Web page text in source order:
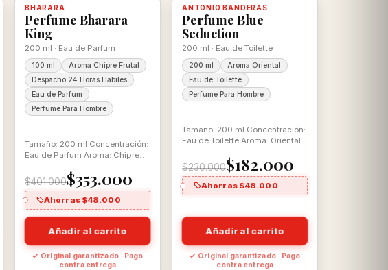
-12%
BHARARA
Perfume Bharara
King
200 ml · Eau de Parfum
100 ml
Aroma Chipre Frutal
Despacho 24 Horas Hábiles
Eau de Parfum
Perfume Para Hombre
Tamaño: 200 ml Concentración:
Eau de Parfum Aroma: Chipre
$401.000$353.000
Ahorras $48.000
Disponible, con descuento
Añadir al carrito
✓ Original garantizado · Pago
contra entrega
-21% 100% ORIGINAL
ANTONIO BANDERAS
Perfume Blue
Seduction
200 ml · Eau de Toilette
200 ml
Aroma Oriental
Eau de Toilette
Perfume Para Hombre
Tamaño: 200 ml Concentración:
Eau de Toilette Aroma: Oriental
$230.000$182.000
Ahorras $48.000
Disponible, con descuento
Añadir al carrito
✓ Original garantizado · Pago
contra entrega